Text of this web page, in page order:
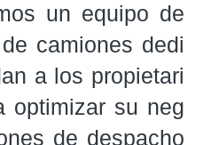
un equipo de
camiones dedi
a los propietari
optimizar su neg
de despacho